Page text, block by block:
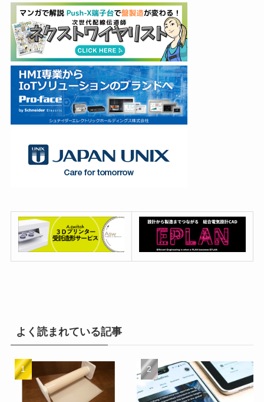
よく読まれている記事